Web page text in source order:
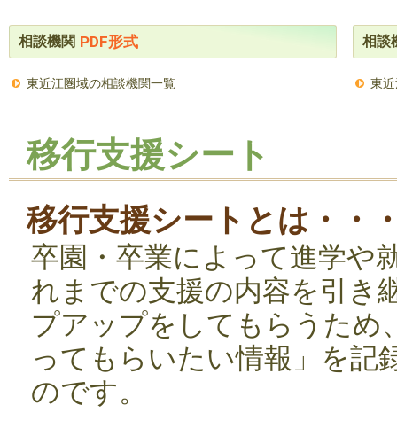
相談機関 PDF形式
東近江圏域の相談機関一覧
相談
東
移行支援シート
移行支援シートとは・・
卒園・卒業によって進学や
れまでの支援の内容を引き
プアップをしてもらうため
ってもらいたい情報」を記
のです。